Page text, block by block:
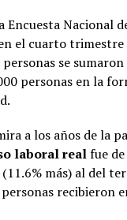
Encuesta Nacional
el cuarto trimestre
se
personas en la
a los años de la
laboral realfue
más) al del
recibieron